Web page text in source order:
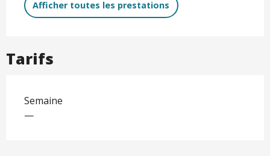
Afficher toutes les prestations
Tarifs
Semaine
—